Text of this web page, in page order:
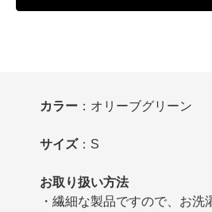
カラー ：オリーブグリーン
サイズ：S
お取り扱い方法
・繊細な製品ですので、お